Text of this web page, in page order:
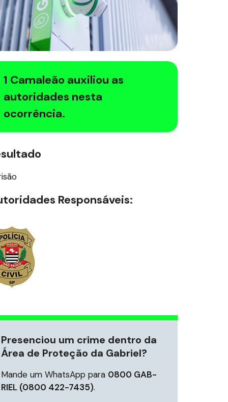
1 Camaleão auxiliou as
autoridades nesta
ocorrência.
Responsáveis:
Presenciou um crime dentro da
Área de Proteção da Gabriel?
Mande um WhatsApp para 0800 GAB-
RIEL (0800 422-7435).